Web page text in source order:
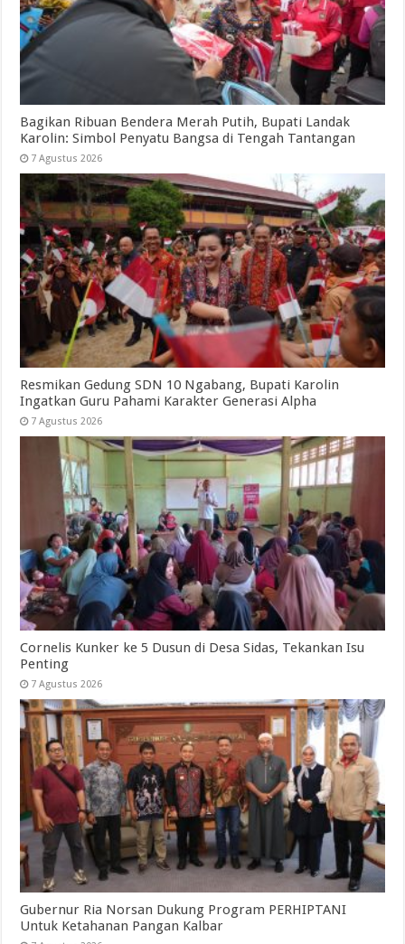
Bagikan Ribuan Bendera Merah Putih, Bupati Landak
Karolin: Simbol Penyatu Bangsa di Tengah Tantangan
7 Agustus 2026
Resmikan Gedung SDN 10 Ngabang, Bupati Karolin
Ingatkan Guru Pahami Karakter Generasi Alpha
7 Agustus 2026
Cornelis Kunker ke 5 Dusun di Desa Sidas, Tekankan Isu
Penting
7 Agustus 2026
Gubernur Ria Norsan Dukung Program PERHIPTANI
Untuk Ketahanan Pangan Kalbar